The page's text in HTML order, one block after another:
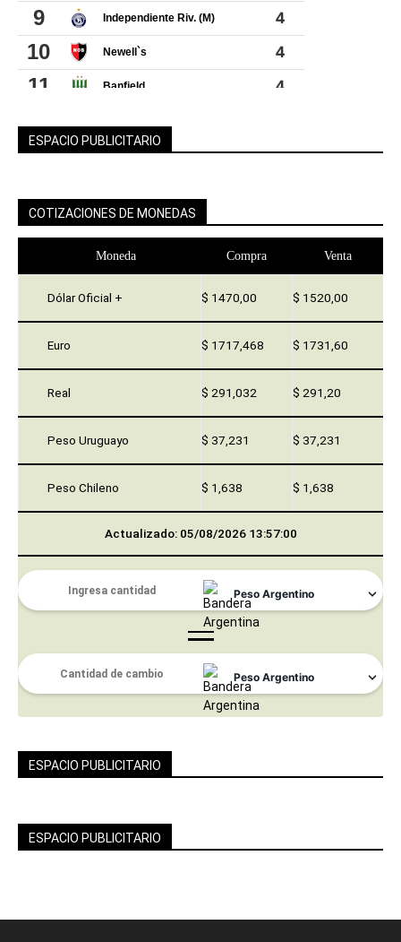
ESPACIO PUBLICITARIO
COTIZACIONES DE MONEDAS
Moneda Compra Venta
Dólar Oficial + $ 1470,00 $ 1520,00
Euro $ 1717,468 $ 1731,60
Real $ 291,032 $ 291,20
Peso Uruguayo $ 37,231 $ 37,231
Peso Chileno $ 1,638 $ 1,638
Actualizado: 05/08/2026 13:57:00
ESPACIO PUBLICITARIO
ESPACIO PUBLICITARIO